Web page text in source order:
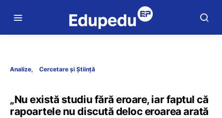
Analize Cercetare și Știință
„Nu există studiu fără eroare, iar faptul că
rapoartele nu discută deloc eroarea arată